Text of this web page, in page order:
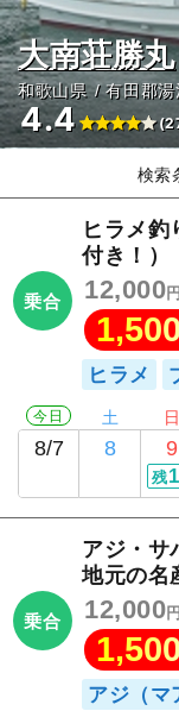
大南荘勝丸
和歌山県 有田郡湯
4.4
検索
乗合
ヒラメ釣
付き！）
12,000
1,500
ヒラメ
今日
8/7
土
8
日
9
残
乗合
アジ・サ
地元の名
12,000
1,500
アジ（マ